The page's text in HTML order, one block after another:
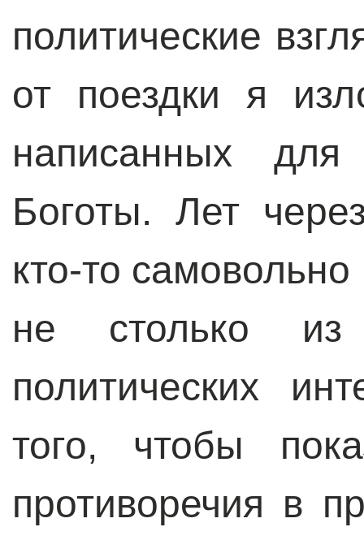
политические
от поездки я
написанных
Боготы. Лет
кто-то
не столько из
политических
того, чтобы
противоречия в